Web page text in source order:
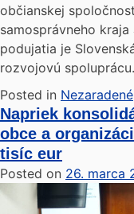
občianskej
samosprávneho
podujatia je
rozvojovú spoluprácu.
Posted in Nezaradené
Napriek
obce a
tisíc eur
Posted on 26. marca